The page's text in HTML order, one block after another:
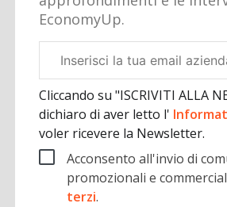
EconomyUp.
aziendale
Cliccando su "ISCRIVITI ALLA
dichiaro di aver letto l'
voler ricevere la Newsletter.
Acconsento all'invio di
promozionali e
terzi.